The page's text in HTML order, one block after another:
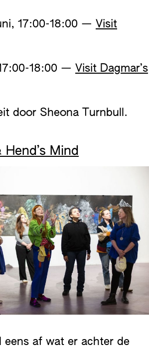
17:00-18:00 — Visit
18:00 — Visit Dagmar’s
door Sheona Turnbull.
Mind
eens af wat er achter de